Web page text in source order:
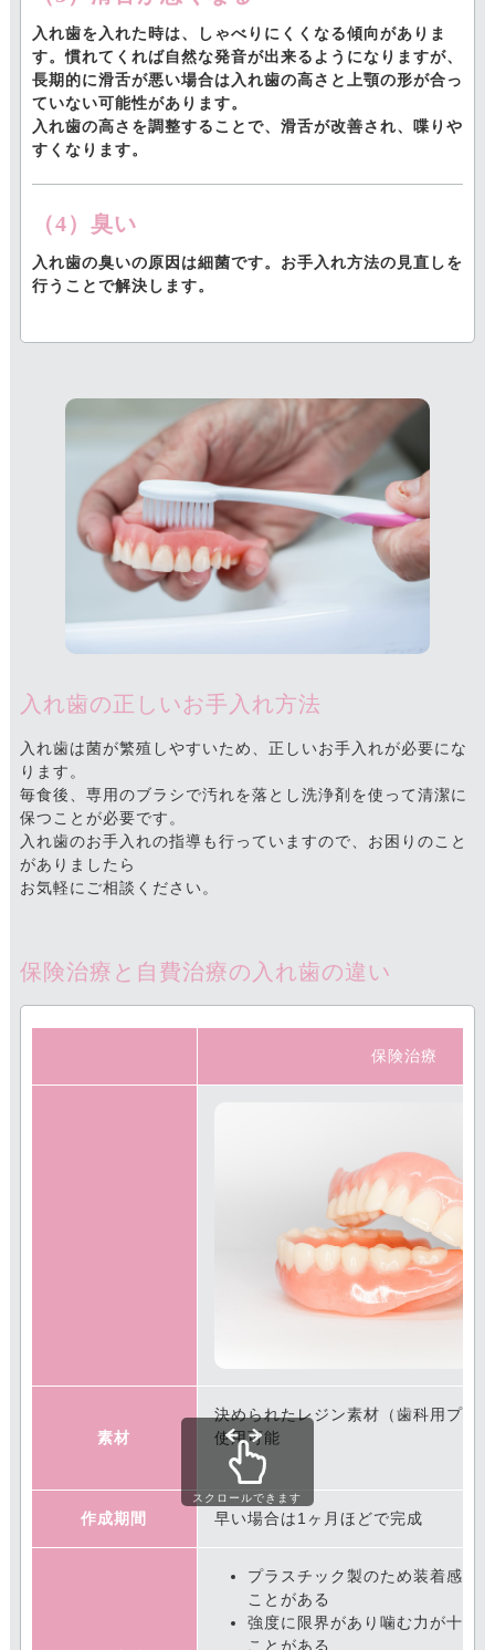
入れ歯を入れた時は、しゃべりにくくなる傾向がありま
す。慣れてくれば自然な発音が出来るようになりますが、
長期的に滑舌が悪い場合は入れ歯の高さと上顎の形が合っ
ていない可能性があります。
入れ歯の高さを調整することで、滑舌が改善され、喋りや
すくなります。
（4）臭い
入れ歯の臭いの原因は細菌です。お手入れ方法の見直しを
行うことで解決します。
入れ歯の正しいお手入れ方法
入れ歯は菌が繁殖しやすいため、正しいお手入れが必要にな
ります。
毎食後、専用のブラシで汚れを落とし洗浄剤を使って清潔に
保つことが必要です。
入れ歯のお手入れの指導も行っていますので、お困りのこと
がありましたら
お気軽にご相談ください。
保険治療と自費治療の入れ歯の違い
保険治療
素材
決められたレジン素材（歯科用プラ
使用可能
作成期間 早い場合は1ヶ月ほどで完成
プラスチック製のため装着感に
ことがある
強度に限界があり噛む力が十分
ことがある
スクロールできます